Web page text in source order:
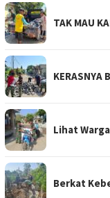
TAK MAU
KERASNYA
Lihat
Berkat